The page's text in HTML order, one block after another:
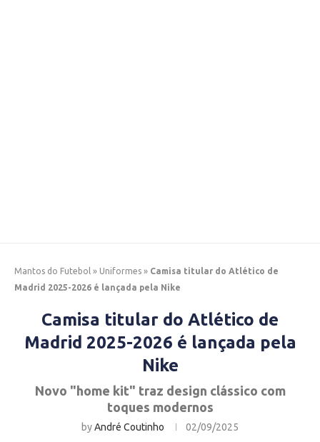
Mantos do Futebol » Uniformes » Camisa titular do Atlético de
Madrid 2025-2026 é lançada pela Nike
Camisa titular do Atlético de
Madrid 2025-2026 é lançada pela
Nike
Novo "home kit" traz design clássico com
toques modernos
byAndré Coutinho 02/09/2025